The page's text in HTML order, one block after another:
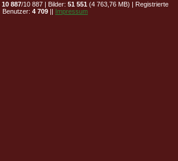
10 887/10 887 | Bilder: 51 551 (4 763,76 MB) | Registrierte
Benutzer: 4 709 || Impressum